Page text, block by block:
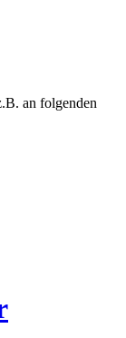
an folgenden